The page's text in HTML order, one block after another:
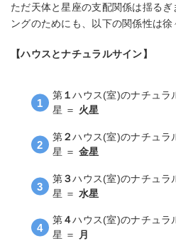
ただ天体と星座の支配関係は揺る
ングのためにも、以下の関係性は徐
【ハウスとナチュラルサイン】
第１ハウス(室)のナチュ
星 ＝ 火星
第２ハウス(室)のナチュ
星 ＝ 金星
第３ハウス(室)のナチュ
星 ＝ 水星
第４ハウス(室)のナチュ
星 ＝
月